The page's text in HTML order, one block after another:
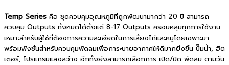
Temp Series คือ ชุดควบคุมอุณหภูมิที่ถูกพัฒนามากว่า 20 ปี สามารถ
ควบคุม Outputs ทั้งหมดได้ตั้งแต่ 8-17 Outputs ครอบคลุมทุกการใช้งาน
เหมาะสำหรับผู้ใช้ที่ต้องการความละเอียดในการเลี้ยงไก่และหมูโดยเฉพาะมา
พร้อมฟังชั่นสำหรับควบคุมพัดลมเพื่อการะบายอากาศให้ดีมากยิ่งขึ้น ปั๊มน้ำ, ฮีต
เตอร์, โปรแกรมแสงสว่าง อีกทั้งยังสามารถเลือกการ เปิด/ปิด พัดลม ตามวัน